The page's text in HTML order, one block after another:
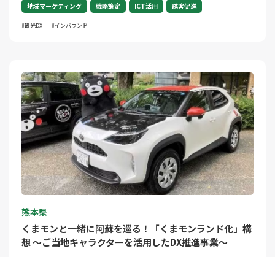
地域マーケティング 戦略策定 ICT活用 誘客促進
観光DX インバウンド
熊本県
くまモンと一緒に阿蘇を巡る！「くまモンランド化」構
想 ～ご当地キャラクターを活用したDX推進事業～